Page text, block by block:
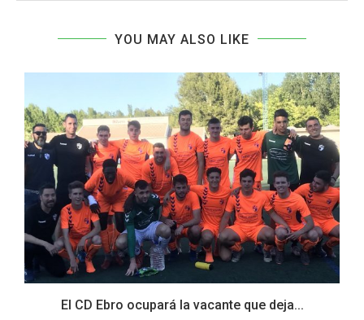
YOU MAY ALSO LIKE
El CD Ebro ocupará la vacante que deja...